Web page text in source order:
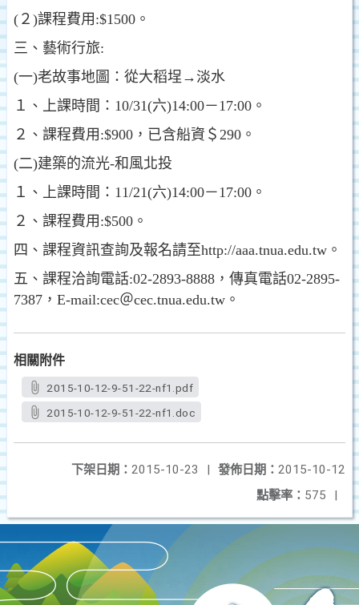
(２)課程費用:$1500。
三、藝術行旅:
(一)老故事地圖：從大稻埕→淡水
１、上課時間：10/31(六)14:00－17:00。
２、課程費用:$900，已含船資＄290。
(二)建築的流光-和風北投
１、上課時間：11/21(六)14:00－17:00。
２、課程費用:$500。
四、課程資訊查詢及報名請至http://aaa.tnua.edu.tw。
五、課程洽詢電話:02-2893-8888，傳真電話02-2895-
7387，E-mail:cec＠cec.tnua.edu.tw。
相關附件
2015-10-12-9-51-22-nf1.pdf
2015-10-12-9-51-22-nf1.doc
發佈日期： 2015-10-12
下架日期： 2015-10-23
|
點擊率： 575 |